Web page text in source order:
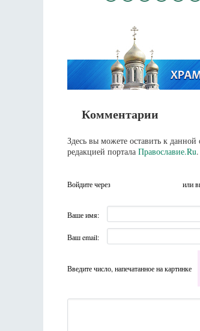
Комментарии
Здесь вы можете оставить к
редакцией портала Православие.Ru.
Войдите через или
Ваше имя:
Ваш email:
Введите число, напечатанное на картинке